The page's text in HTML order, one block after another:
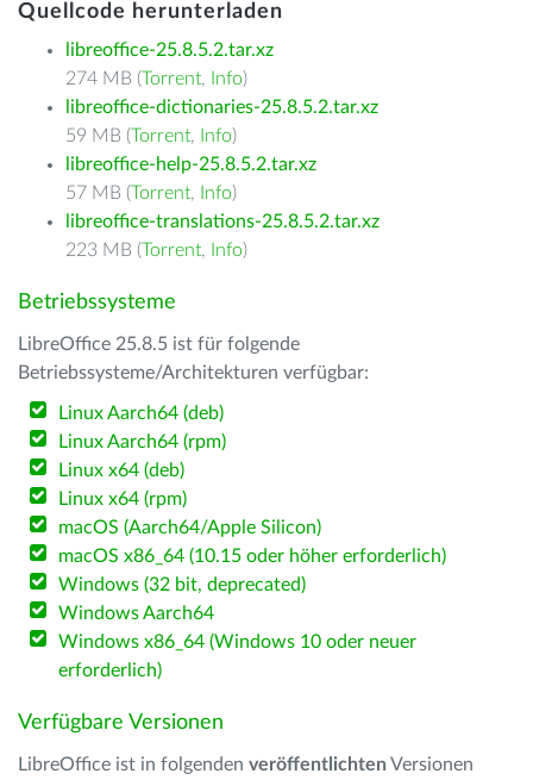
Quellcode herunterladen
libreoffice-25.8.5.2.tar.xz
274 MB (Torrent, Info)
libreoffice-dictionaries-25.8.5.2.tar.xz
59 MB (Torrent, Info)
libreoffice-help-25.8.5.2.tar.xz
57 MB (Torrent, Info)
libreoffice-translations-25.8.5.2.tar.xz
223 MB (Torrent, Info)
Betriebssysteme
LibreOffice 25.8.5 ist für folgende
Betriebssysteme/Architekturen verfügbar:
Linux Aarch64 (deb)
Linux Aarch64 (rpm)
Linux x64 (deb)
Linux x64 (rpm)
macOS (Aarch64/Apple Silicon)
macOS x86_64 (10.15 oder höher erforderlich)
Windows (32 bit, deprecated)
Windows Aarch64
Windows x86_64 (Windows 10 oder neuer
erforderlich)
Verfügbare Versionen
LibreOffice ist in folgenden veröffentlichten Versionen